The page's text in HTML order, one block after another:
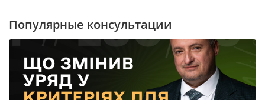
Популярные консультации